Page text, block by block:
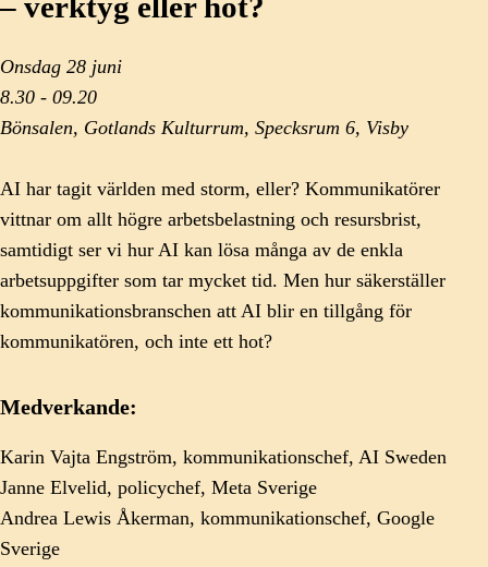
Onsdag 28 juni
8.30 - 09.20
Bönsalen, Gotlands Kulturrum, Specksrum 6, Visby
AI har tagit världen med storm, eller? Kommunikatörer
vittnar om allt högre arbetsbelastning och resursbrist,
samtidigt ser vi hur AI kan lösa många av de enkla
arbetsuppgifter som tar mycket tid. Men hur säkerställer
kommunikationsbranschen att AI blir en tillgång för
kommunikatören, och inte ett hot?
Medverkande:
Karin Vajta Engström, kommunikationschef, AI Sweden
Janne Elvelid, policychef, Meta Sverige
Andrea Lewis Åkerman, kommunikationschef, Google
Sverige